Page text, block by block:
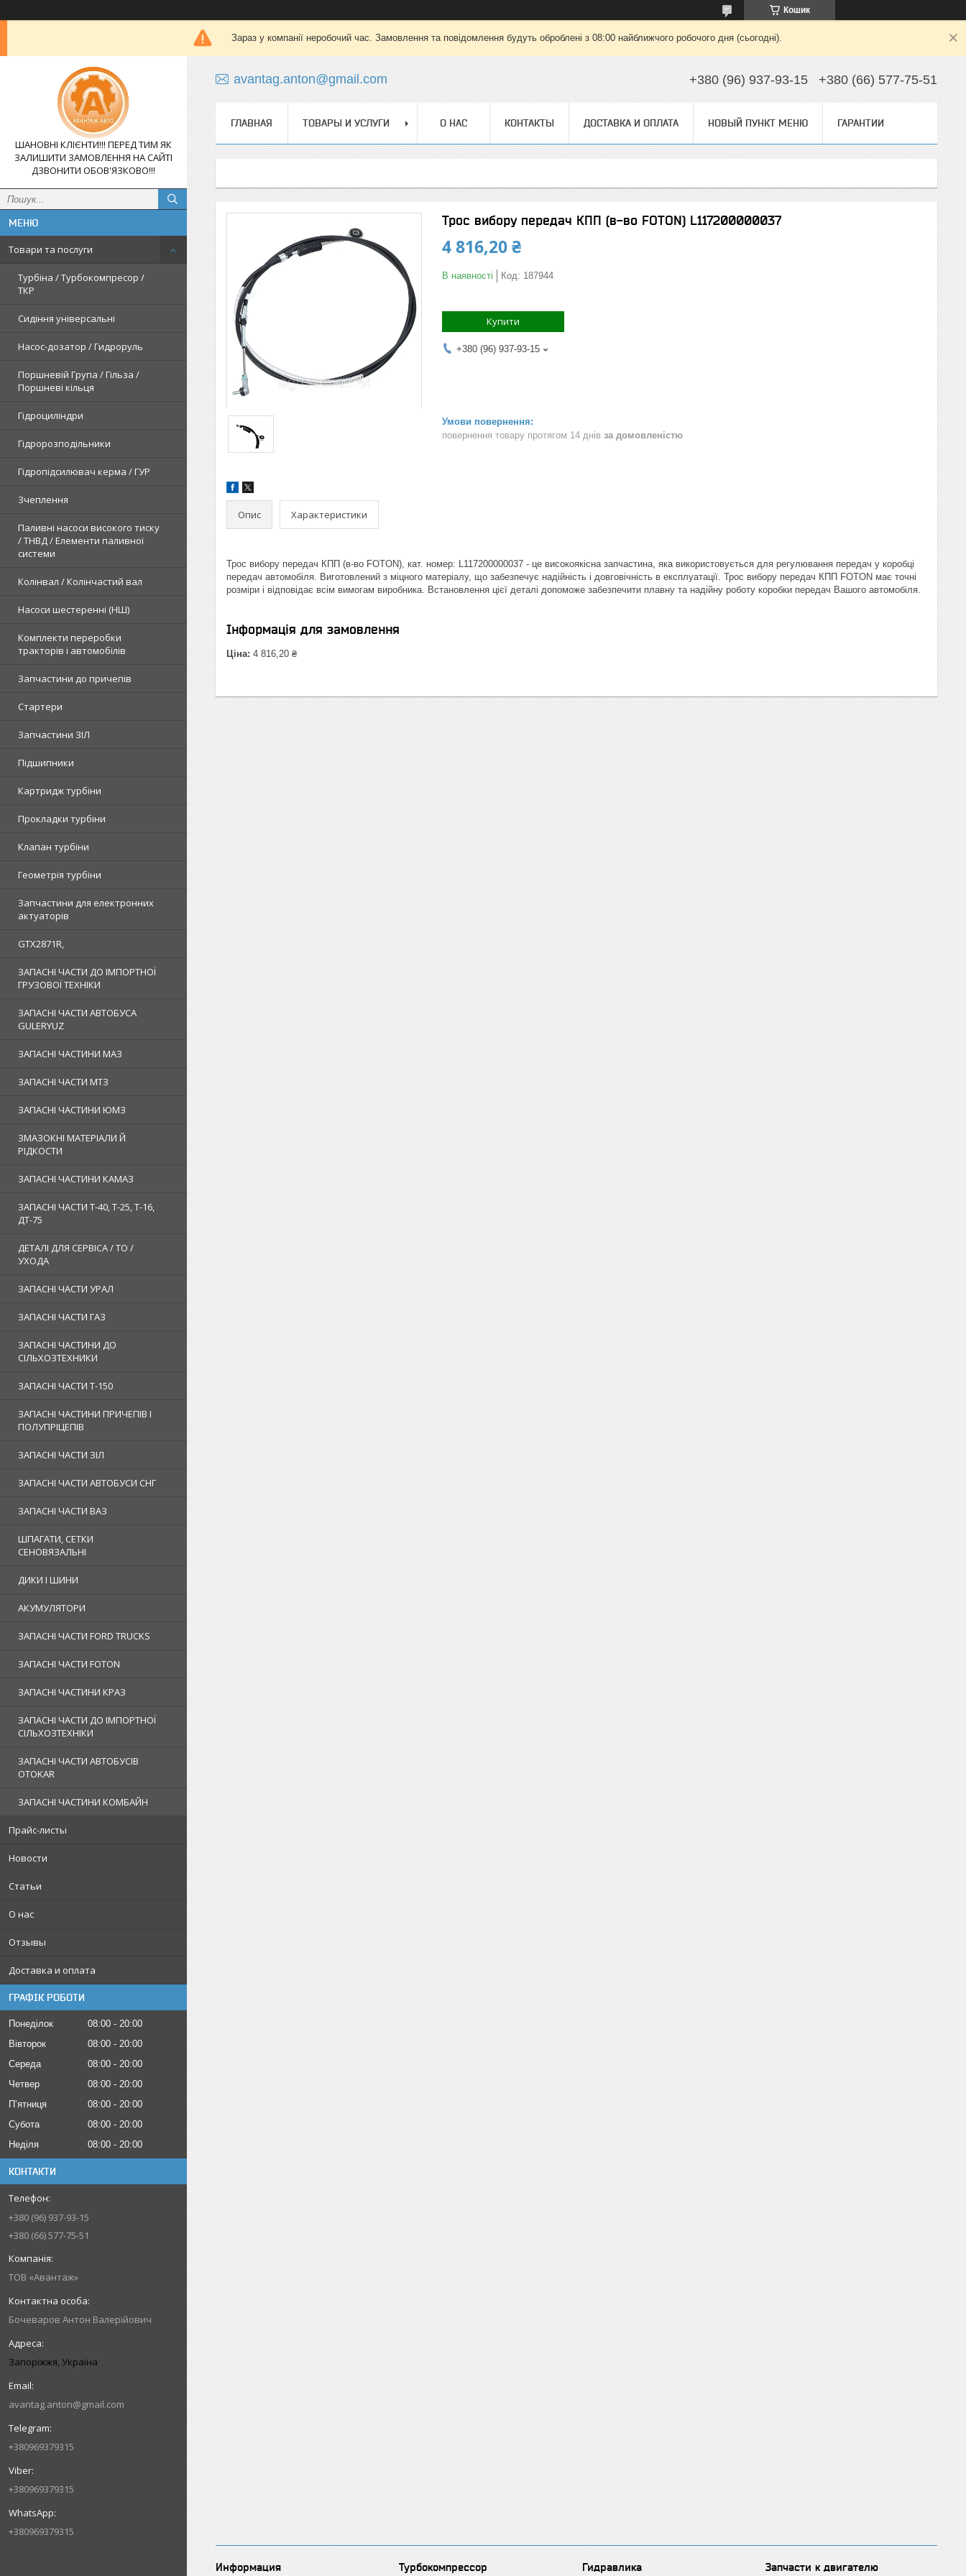
Кошик
Зараз у компанії неробочий час. Замовлення та повідомлення будуть оброблені з 08:00 найближчого робочого дня (сьогодні).
ШАНОВНІ КЛІЄНТИ!!! ПЕРЕД ТИМ ЯК
ЗАЛИШИТИ ЗАМОВЛЕННЯ НА САЙТІ
ДЗВОНИТИ ОБОВ'ЯЗКОВО!!!
Товари та послуги
Турбіна / Турбокомпресор /
ТКР
Сидіння універсальні
Насос-дозатор / Гидроруль
Поршневій Група / Гільза /
Поршневі кільця
Гідроциліндри
Гідророзподільники
Гідропідсилювач керма / ГУР
Зчеплення
Паливні насоси високого тиску
/ ТНВД / Елементи паливної
системи
Колінвал / Колінчастий вал
Насоси шестеренні (НШ)
Комплекти переробки
тракторів і автомобілів
Запчастини до причепів
Стартери
Запчастини ЗІЛ
Підшипники
Картридж турбіни
Прокладки турбіни
Клапан турбіни
Геометрія турбіни
Запчастини для електронних
актуаторів
GTX2871R,
ЗАПАСНІ ЧАСТИ ДО ІМПОРТНОЇ
ГРУЗОВОЇ ТЕХНІКИ
ЗАПАСНІ ЧАСТИ АВТОБУСА
GULERYUZ
ЗАПАСНІ ЧАСТИНИ МАЗ
ЗАПАСНІ ЧАСТИ МТЗ
ЗАПАСНІ ЧАСТИНИ ЮМЗ
ЗМАЗОКНІ МАТЕРІАЛИ Й
РІДКОСТИ
ЗАПАСНІ ЧАСТИНИ КАМАЗ
ЗАПАСНІ ЧАСТИ Т-40, Т-25, Т-16,
ДТ-75
ДЕТАЛІ ДЛЯ СЕРВІСА / ТО /
УХОДА
ЗАПАСНІ ЧАСТИ УРАЛ
ЗАПАСНІ ЧАСТИ ГАЗ
ЗАПАСНІ ЧАСТИНИ ДО
СІЛЬХОЗТЕХНИКИ
ЗАПАСНІ ЧАСТИ Т-150
ЗАПАСНІ ЧАСТИНИ ПРИЧЕПІВ І
ПОЛУПРІЦЕПІВ
ЗАПАСНІ ЧАСТИ ЗІЛ
ЗАПАСНІ ЧАСТИ АВТОБУСИ СНГ
ЗАПАСНІ ЧАСТИ ВАЗ
ШПАГАТИ, СЕТКИ
СЕНОВЯЗАЛЬНІ
ДИКИ І ШИНИ
АКУМУЛЯТОРИ
ЗАПАСНІ ЧАСТИ FORD TRUCKS
ЗАПАСНІ ЧАСТИ FOTON
ЗАПАСНІ ЧАСТИНИ КРАЗ
ЗАПАСНІ ЧАСТИ ДО ІМПОРТНОЇ
СІЛЬХОЗТЕХНІКИ
ЗАПАСНІ ЧАСТИ АВТОБУСІВ
OTOKAR
ЗАПАСНІ ЧАСТИНИ КОМБАЙН
Прайс-листы
Новости
Статьи
О нас
Отзывы
Доставка и оплата
ГРАФІК РОБОТИ
Понеділок 08:00
20:00
Вівторок
08:00
20:00
Середа
08:00
20:00
Четвер
08:00
20:00
Пʼятниця
08:00
20:00
Субота
08:00
20:00
Неділя
08:00 20:00
КОНТАКТИ
+380 (96) 937-93-15
+380 (66) 577-75-51
ТОВ «Авантаж»
Бочеваров Антон Валерійович
Запоріжжя, Україна
avantag.anton@gmail.com
+380969379315
+380969379315
+380969379315
avantag.anton@gmail.com +380 (96) 937-93-15 +380 (66) 577-75-51
ГЛАВНАЯ ТОВАРЫ И УСЛУГИ О НАС КОНТАКТЫ ДОСТАВКА И ОПЛАТА НОВЫЙ ПУНКТ МЕНЮ ГАРАНТИИ
Трос вибору передач КПП (в-во FOTON) L117200000037
4 816,20 ₴
В наявності Код: 187944
Купити
+380 (96) 937-93-15
повернення товару протягом 14 днів за домовленістю
Опис Характеристики
Трос вибору передач КПП (в-во FOTON), кат. номер: L117200000037 - це високоякісна запчастина, яка використовується для регулювання передач у коробці
передач автомобіля. Виготовлений з міцного матеріалу, що забезпечує надійність і довговічність в експлуатації. Трос вибору передач КПП FOTON має точні
розміри і відповідає всім вимогам виробника. Встановлення цієї деталі допоможе забезпечити плавну та надійну роботу коробки передач Вашого автомобіля.
Інформація для замовлення
Ціна: 4 816,20 ₴
Информация Турбокомпрессор Гидравлика Запчасти к двигателю